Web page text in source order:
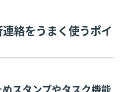
絡をうまく使うポイ